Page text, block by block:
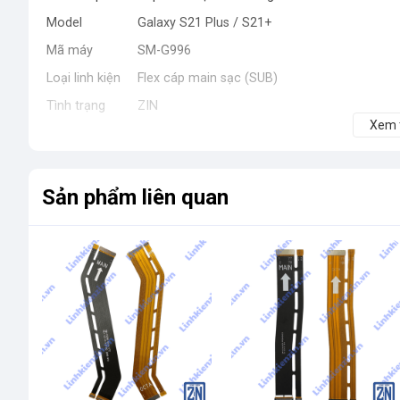
Model
Galaxy S21 Plus / S21+
Mã máy
SM-G996
Loại linh kiện
Flex cáp main sạc (SUB)
Tình trạng
ZIN
🛠️Khi Nào Cần Thay?
🔋 Không nhận sạc
🎤 Lỗi mic, gọi không nghe
🔊 Mất loa ngoài hoặc âm thanh yếu
🔧 Đứt cáp do va đập
📱 Máy không nhận kết nối cổng sạc
📦 Cam Kết
✔️ Hàng ZIN chất lượng cao
Sản phẩm liên quan